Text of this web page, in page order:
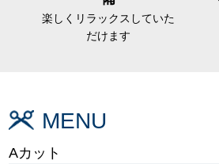
楽しくリラックスしていた
だけます
MENU
Aカット